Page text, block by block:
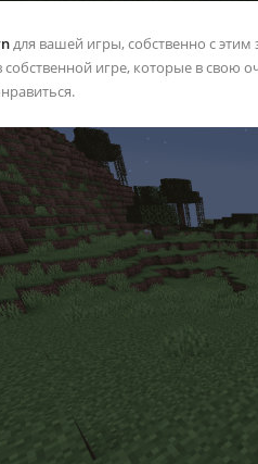
для вашей игры, собственно с
игре, которые в свою